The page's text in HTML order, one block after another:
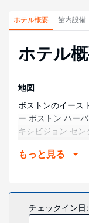
ホテル概要 館内設備
ホテル
地図
ボストンのイース
ー ボストン ハー
キシビジョン セ
ン ハーバーまで
全部で 270 室あ
薄型テレビがあり
か、ケーブルの番
もっと見る
チェックイン日: